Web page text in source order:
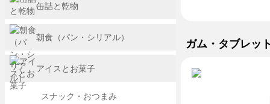
ガム・タブレッ
缶詰と乾物
朝食（パン・シリアル）
アイスとお菓子
スナック・おつまみ